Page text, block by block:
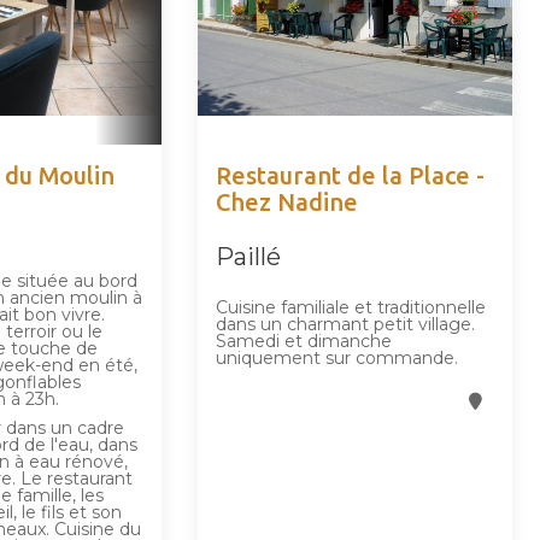
du Moulin
située au bord
ancien moulin à
bon vivre.
terroir ou le
touche de
end en été,
à 23h.
un cadre
de l'eau, dans
à eau rénové,
Le restaurant
famille, les
le fils et son
Cuisine du
Restaurant de la Place -
Chez Nadine
Paillé
Cuisine familiale et traditionnelle
dans un charmant petit village.
Samedi et dimanche
uniquement sur commande.